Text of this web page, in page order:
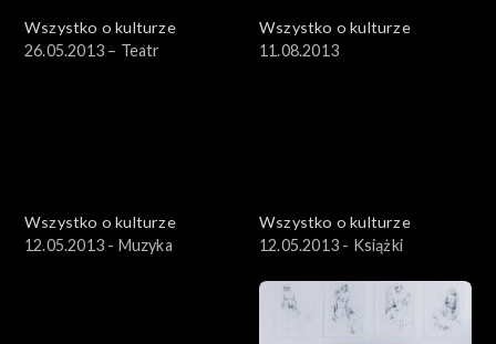
Wszystko o kulturze
26.05.2013 – Teatr
Wszystko o kulturze
11.08.2013
Wszystko o kulturze
12.05.2013 - Muzyka
Wszystko o kulturze
12.05.2013 - Książki